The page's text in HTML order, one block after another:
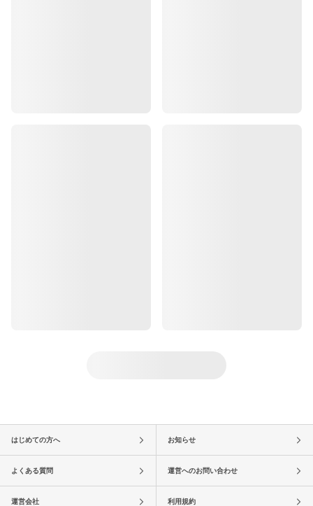
はじめての方へ お知らせ
よくある質問 運営へのお問い合わせ
運営会社 利用規約